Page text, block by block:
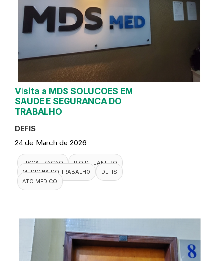
Visita a MDS SOLUCOES EM
SAUDE E SEGURANCA DO
TRABALHO
DEFIS
24 de March de 2026
FISCALIZACAO
RIO DE JANEIRO
MEDICINA DO TRABALHO
DEFIS
ATO MEDICO